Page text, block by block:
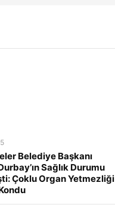
Belediye Başkanı
Sağlık Durumu
Çoklu Organ Yetmezliği